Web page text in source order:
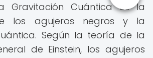
Gravitación Cuántica es la
los agujeros negros y la
Según la teoría de la
de Einstein, los agujeros